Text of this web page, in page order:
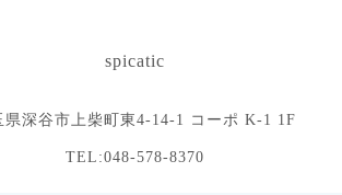
spicatic
県深谷市上柴町東4-14-1 コーポ K-1 1F
TEL:048-578-8370